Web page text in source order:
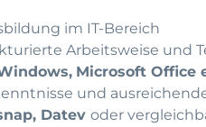
im IT-Bereich
Arbeitsweise und
Microsoft Office
und
Datev oder